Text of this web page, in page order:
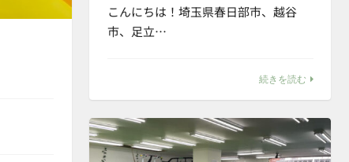
こんにちは！埼玉県春日部市、越谷
市、足立…
続きを読む